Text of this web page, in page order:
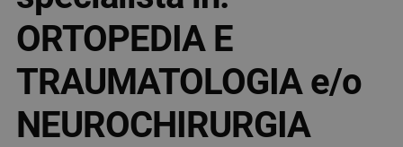
ORTOPEDIA E
TRAUMATOLOGIA e/o
NEUROCHIRURGIA